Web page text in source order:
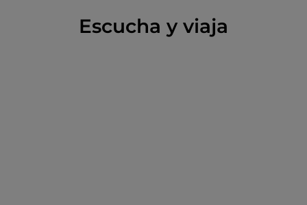
Escucha y viaja